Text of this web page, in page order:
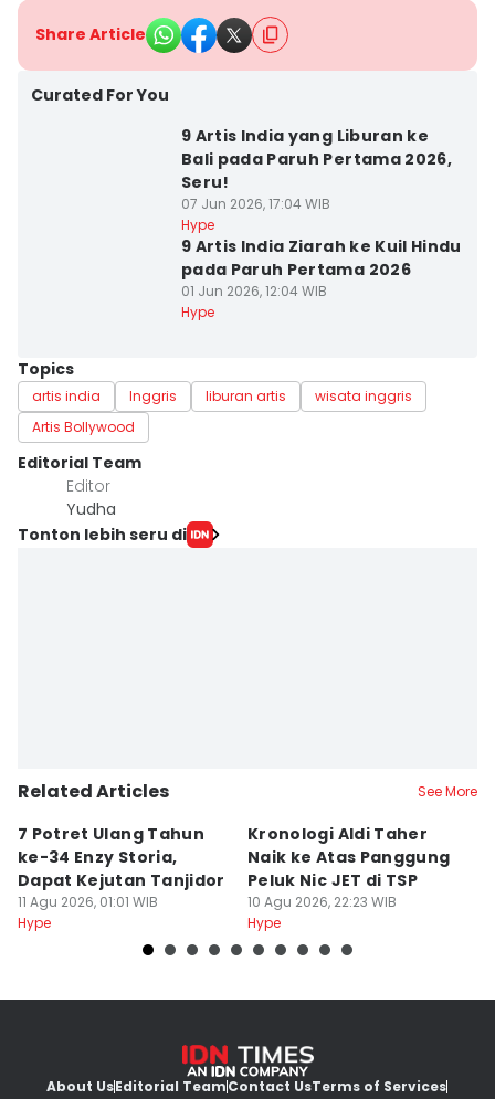
Share Article
Curated For You
9 Artis India yang Liburan ke
Bali pada Paruh Pertama 2026,
Seru!
07 Jun 2026, 17:04 WIB
Hype
9 Artis India Ziarah ke Kuil Hindu
pada Paruh Pertama 2026
01 Jun 2026, 12:04 WIB
Hype
Topics
artis india Inggris liburan artis
wisata inggris
Artis Bollywood
Editorial Team
Editor
Yudha ‎
Tonton lebih seru di
Related Articles See More
7 Potret Ulang Tahun
ke-34 Enzy Storia,
Dapat Kejutan Tanjidor
11 Agu 2026, 01:01 WIB
Hype
Kronologi Aldi Taher
Naik ke Atas Panggung
Peluk Nic JET di TSP
10 Agu 2026, 22:23 WIB
Hype
About UsEditorial TeamContact UsTerms of Services